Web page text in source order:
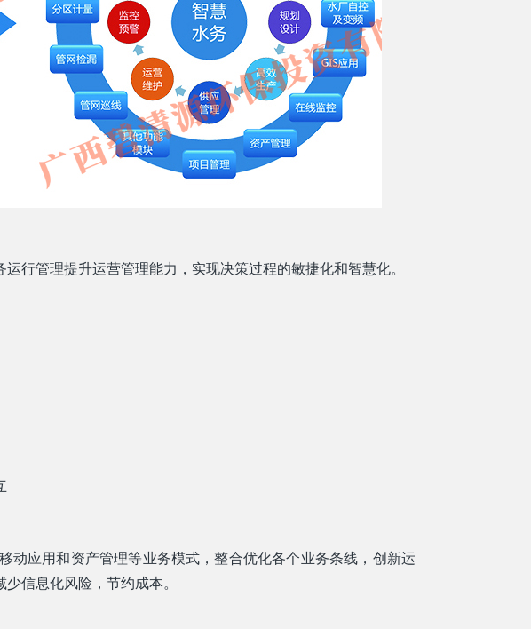
行管理提升运营管理能力，实现决策过程的敏捷化和智慧化。
应用和资产管理等业务模式，整合优化各个业务条线，创新运
信息化风险，节约成本。